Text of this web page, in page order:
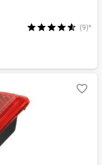
(9)*